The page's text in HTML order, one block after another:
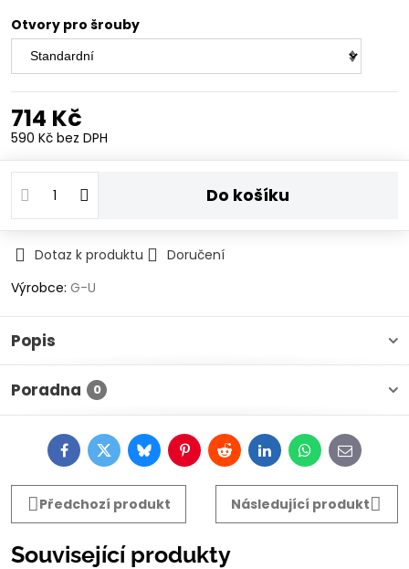
Otvory pro šrouby
714 Kč
590 Kč bez DPH
Do košíku
Dotaz k produktu
Doručení
Výrobce: G-U
Popis
Poradna 0
FacebookTwitterBlueskyPinterestRedditLinkedInWhatsApp
E-
mail
Předchozí produkt
Následující produkt
Související produkty